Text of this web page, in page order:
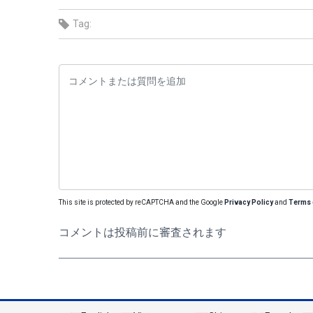
Tag:
This site is protected by reCAPTCHA and the Google Privacy Policyand Terms
コメントは投稿前に審査されます